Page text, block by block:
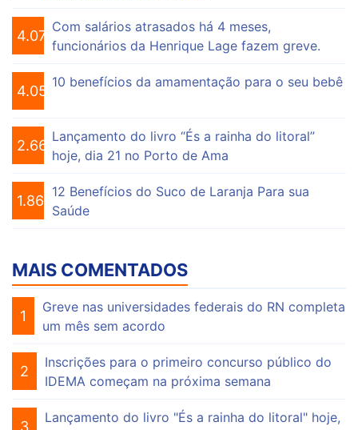
4.076
Com salários atrasados há 4 meses,
funcionários da Henrique Lage fazem greve.
4.056
10 benefícios da amamentação para o seu bebê
2.664
Lançamento do livro “És a rainha do litoral”
hoje, dia 21 no Porto de Ama
1.865
12 Benefícios do Suco de Laranja Para sua
Saúde
MAIS COMENTADOS
1
Greve nas universidades federais do RN completa
um mês sem acordo
2
Inscrições para o primeiro concurso público do
IDEMA começam na próxima semana
Lançamento do livro "És a rainha do litoral" hoje,